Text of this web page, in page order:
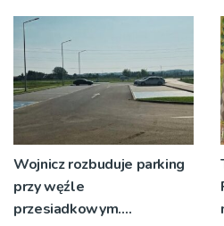
Wojnicz rozbuduje parking
przy węźle
przesiadkowym.